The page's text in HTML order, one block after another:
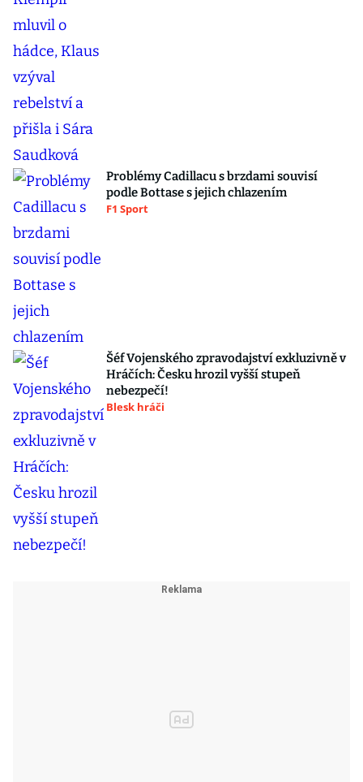
Problémy Cadillacu s brzdami souvisí
podle Bottase s jejich chlazením
F1 Sport
Šéf Vojenského zpravodajství exkluzivně v
Hráčích: Česku hrozil vyšší stupeň
nebezpečí!
Blesk hráči